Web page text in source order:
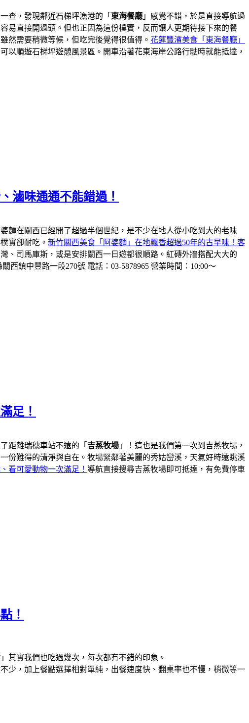
查，發現鄰近石梯坪漁港的「 東海餐廳 」感覺不錯，於是直接導航過
易直接開過頭。但也正因為這份樸實，反而讓人更期待接下來的餐
然需要稍微等候，但吃完後覺得很值得。 花蓮豐濱美食「東海餐廳」
以順遊石梯坪遊憩風景區。開車沿著花東海岸公路行駛時就能抵達，
滷味通通不能錯過！
麵在關西已經開了超過半個世紀，是不少在地人從小吃到大的老味
實卻耐吃。 新竹關西美食「阿婆麵」在地飄香超過50年的古早味！客
、司馬庫斯，或是安排關西一日遊都很順路。紅磚外牆搭配大大的
西鎮中豐路一段270號 電話：03-5878965 營業時間：10:00～
足！
距離瑞穗車站不遠的「 吉蒸牧場 」！這也是我們第一次到吉蒸牧場，
份難得的清淨與自在。牧場緊鄰著美麗的秀姑巒溪，天氣好時遠眺溪
看可愛動物一次滿足！ 導航直接搜尋吉蒸牧場即可抵達，有免費停車
！
」其實我們也吃過幾次，每次都有不錯的印象。
少，加上餐點選擇相對單純，出餐速度快、翻桌率也不慢，稍微等一